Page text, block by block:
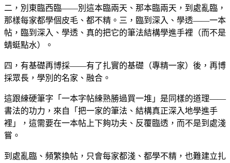
二，別東臨西臨——別這本臨兩天、那本臨兩天，到處亂臨，
那樣每家都學個皮毛、都不精。三，臨到深入、學透——一本
帖，臨到深入、學透、真的把它的筆法結構學進手裡（而不是
蜻蜓點水）。
四，有基礎再博採——有了扎實的基礎（專精一家）後，再博
採眾長，學別的名家、融合。
這跟練硬筆字「一本字帖練熟勝過買一堆」是同樣的道理——
書法的功力，來自「把一家的筆法、結構真正深入地學進手
裡」，這需要在一本帖上下夠功夫、反覆臨透，而不是到處淺
嘗。
到處亂臨、頻繁換帖，只會每家都淺、都學不精，也難建立扎